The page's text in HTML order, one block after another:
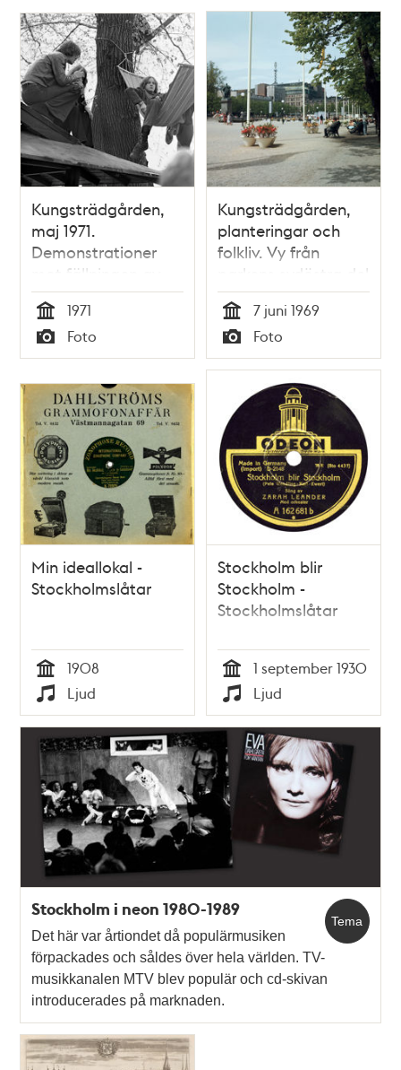
Kungsträdgården,
maj 1971.
Demonstrationer
mot fällningen av
almarna
Tid
1971
Typ
Foto
Kungsträdgården,
planteringar och
folkliv. Vy från
parkens sydöstra del
åt nordväst. I
fonden Sverigehuset
och Nordiska
Kompaniet
Tid
7 juni 1969
Typ
Foto
Min ideallokal -
Stockholmslåtar
Tid
1908
Typ
Ljud
Stockholm blir
Stockholm -
Stockholmslåtar
Tid
1 september 1930
Typ
Ljud
Tema
Stockholm i neon 1980-1989
Det här var årtiondet då populärmusiken
förpackades och såldes över hela världen. TV-
musikkanalen MTV blev populär och cd-skivan
introducerades på marknaden.